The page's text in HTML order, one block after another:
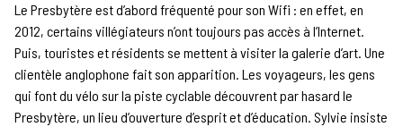
Le Presbytère est d’abord fréquenté pour son Wifi : en effet, en
2012, certains villégiateurs n’ont toujours pas accès à l’Internet.
Puis, touristes et résidents se mettent à visiter la galerie d’art. Une
clientèle anglophone fait son apparition. Les voyageurs, les gens
qui font du vélo sur la piste cyclable découvrent par hasard le
Presbytère, un lieu d’ouverture d’esprit et d’éducation. Sylvie insiste